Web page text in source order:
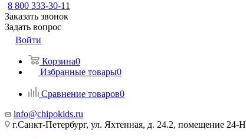
8 800 333-30-11
Заказать звонок
Задать вопрос
Войти
Корзина0
Избранные товары0
Сравнение товаров0
info@chipokids.ru
г.Санкт-Петербург, ул. Яхтенная, д. 24.2, помещение 24-Н